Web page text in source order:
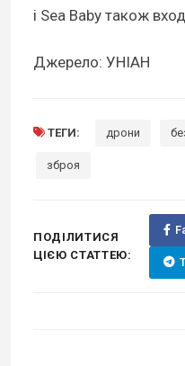
і Sea Baby також
Джерело: УНІАН
ТЕГИ: дрони
зброя
ПОДІЛИТИСЯ
ЦІЄЮ СТАТТЕЮ: